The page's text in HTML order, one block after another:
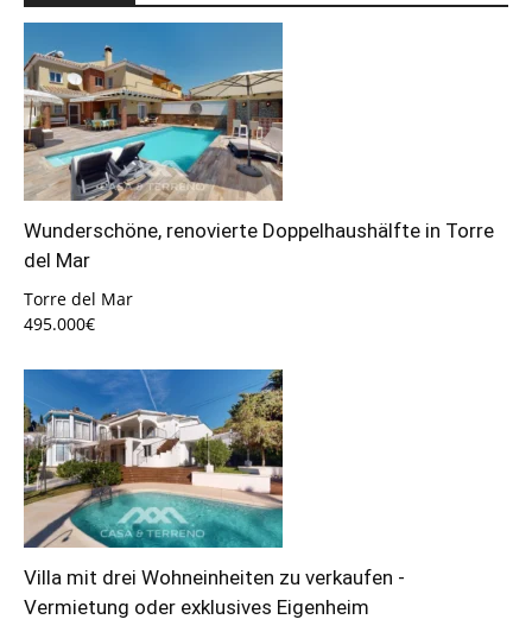
Wunderschöne, renovierte Doppelhaushälfte in Torre
del Mar
Torre del Mar
495.000€
Villa mit drei Wohneinheiten zu verkaufen -
Vermietung oder exklusives Eigenheim